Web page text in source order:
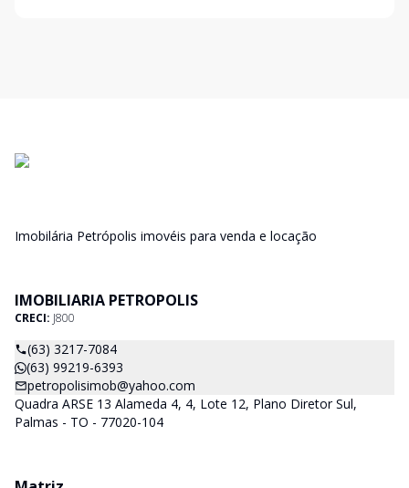
Imobilária Petrópolis imovéis para venda e locação
IMOBILIARIA PETROPOLIS
CRECI: J800
(63) 3217-7084
(63) 99219-6393
petropolisimob@yahoo.com
Quadra ARSE 13 Alameda 4, 4, Lote 12, Plano Diretor Sul,
Palmas - TO - 77020-104